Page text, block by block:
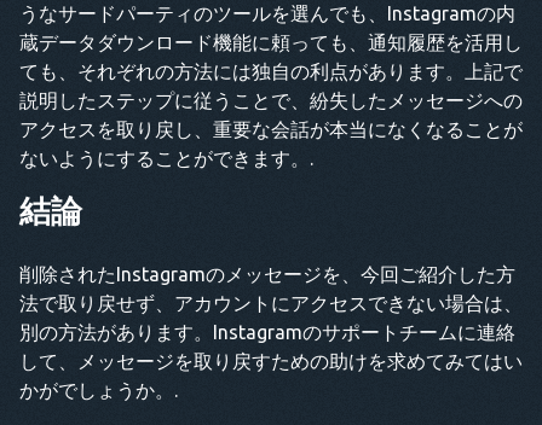
うなサードパーティのツールを選んでも、Instagramの内
蔵データダウンロード機能に頼っても、通知履歴を活用し
ても、それぞれの方法には独自の利点があります。上記で
説明したステップに従うことで、紛失したメッセージへの
アクセスを取り戻し、重要な会話が本当になくなることが
ないようにすることができます。.
結論
削除されたInstagramのメッセージを、今回ご紹介した方
法で取り戻せず、アカウントにアクセスできない場合は、
別の方法があります。Instagramのサポートチームに連絡
して、メッセージを取り戻すための助けを求めてみてはい
かがでしょうか。.